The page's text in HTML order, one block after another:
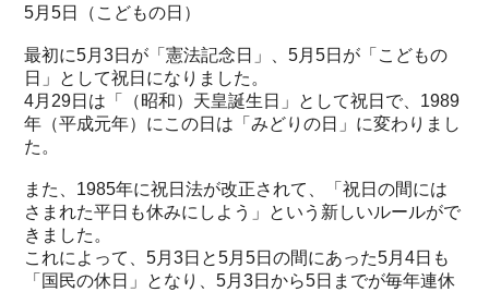
5月5日（こどもの日）
最初に5月3日が「憲法記念日」、5月5日が「こどもの
日」として祝日になりました。
4月29日は「（昭和）天皇誕生日」として祝日で、1989
年（平成元年）にこの日は「みどりの日」に変わりまし
た。
また、1985年に祝日法が改正されて、「祝日の間には
さまれた平日も休みにしよう」という新しいルールがで
きました。
これによって、5月3日と5月5日の間にあった5月4日も
「国民の休日」となり、5月3日から5日までが毎年連休